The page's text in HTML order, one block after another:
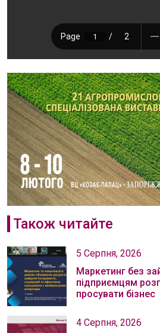
Також читайте
5 Серпня, 2026
Маркетинг без
підприємцям
просувати бізнес
4 Серпня, 2026